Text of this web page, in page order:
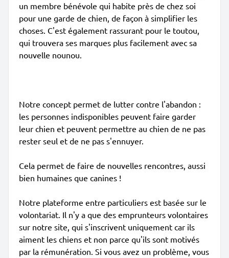
un membre bénévole qui habite près de chez soi
pour une garde de chien, de façon à simplifier les
choses. C'est également rassurant pour le toutou,
qui trouvera ses marques plus facilement avec sa
nouvelle nounou.
Notre concept permet de lutter contre l'abandon :
les personnes indisponibles peuvent faire garder
leur chien et peuvent permettre au chien de ne pas
rester seul et de ne pas s'ennuyer.
Cela permet de faire de nouvelles rencontres, aussi
bien humaines que canines !
Notre plateforme entre particuliers est basée sur le
volontariat. Il n'y a que des emprunteurs volontaires
sur notre site, qui s'inscrivent uniquement car ils
aiment les chiens et non parce qu'ils sont motivés
par la rémunération. Si vous avez un problème, vous